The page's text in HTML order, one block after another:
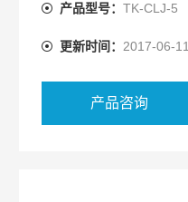
产品型号：TK-CLJ-5
更新时间： 2017-06-11
产品咨询